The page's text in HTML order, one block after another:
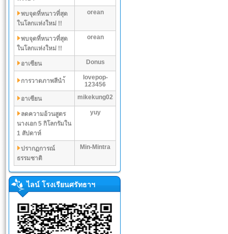
พบจุดที่หนาวที่สุด
ในโลกเเห่งใหม่ !!
orean
พบจุดที่หนาวที่สุด
ในโลกเเห่งใหม่ !!
orean
อาเซียน Donus
การวาดภาพสีนำ้
lovepop-
123456
อาเซียน
mikekung02
ลดความอ้วนสูตร
นางเอก 5 กิโลกรัมใน
1 สัปดาห์
yuy
ปรากฏการณ์
ธรรมชาติ
Min-Mintra
ไลน์ โรงเรียนศรัทธาฯ